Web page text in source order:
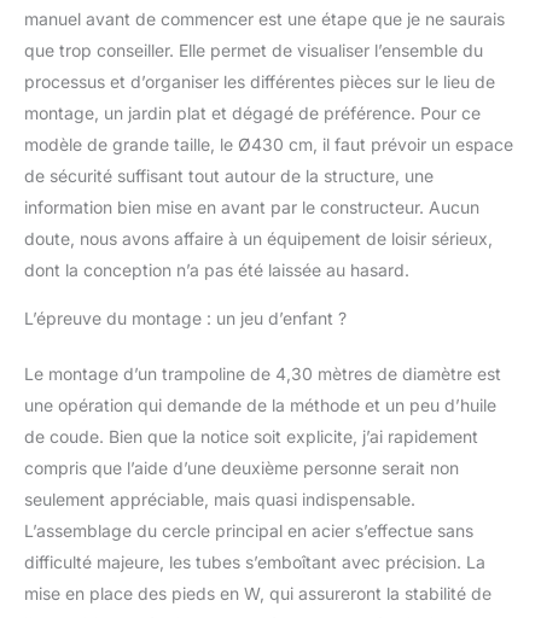
(Permatron), renforcé par
une résistance maximale
et durable - Poids
maximum testé : 225 kg
statique - Filet de
parfaitement maintenu
par des capuchons
innovants (fini les
risques de déchirures et
Équilibre, coordination
développement de la
trampoline est un jeu
sain et ludique pour
toute la famille, toute
l'année et pour
longtemps !
manuel avant de commencer est une étape que je ne saurais
que trop conseiller. Elle permet de visualiser l’ensemble du
processus et d’organiser les différentes pièces sur le lieu de
montage, un jardin plat et dégagé de préférence. Pour ce
modèle de grande taille, le Ø430 cm, il faut prévoir un espace
de sécurité suffisant tout autour de la structure, une
information bien mise en avant par le constructeur. Aucun
doute, nous avons affaire à un équipement de loisir sérieux,
dont la conception n’a pas été laissée au hasard.
L’épreuve du montage : un jeu d’enfant ?
Le montage d’un trampoline de 4,30 mètres de diamètre est
une opération qui demande de la méthode et un peu d’huile
de coude. Bien que la notice soit explicite, j’ai rapidement
compris que l’aide d’une deuxième personne serait non
seulement appréciable, mais quasi indispensable.
L’assemblage du cercle principal en acier s’effectue sans
difficulté majeure, les tubes s’emboîtant avec précision. La
mise en place des pieds en W, qui assureront la stabilité de